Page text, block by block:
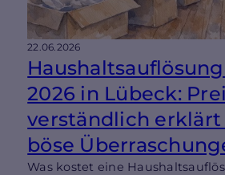
22.06.2026
2026 in Lübeck:
verständlich erklärt
böse
Was kostet eine